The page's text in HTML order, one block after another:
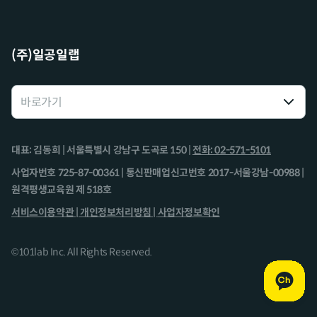
(주)일공일랩
대표: 김동희 | 서울특별시 강남구 도곡로 150 | 전화: 02-571-5101
사업자번호 725-87-00361 | 통신판매업신고번호 2017-서울강남-00988 |
원격평생교육원 제 518호
서비스이용약관 | 개인정보처리방침 | 사업자정보확인
©101lab Inc. All Rights Reserved.